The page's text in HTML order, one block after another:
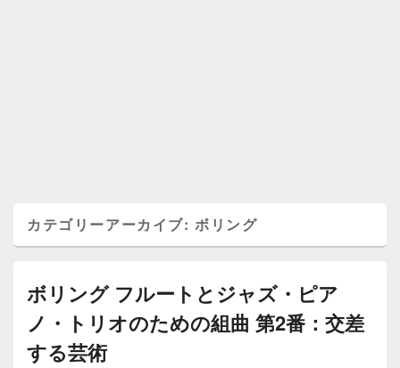
カテゴリーアーカイブ:ボリング
ボリング フルートとジャズ・ピア
ノ・トリオのための組曲 第2番：交差
する芸術